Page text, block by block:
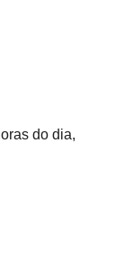
do dia,